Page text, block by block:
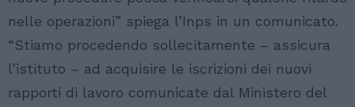
nelle operazioni” spiega l’Inps in un comunicato.
“Stiamo procedendo sollecitamente – assicura
l’istituto – ad acquisire le iscrizioni dei nuovi
rapporti di lavoro comunicate dal Ministero del